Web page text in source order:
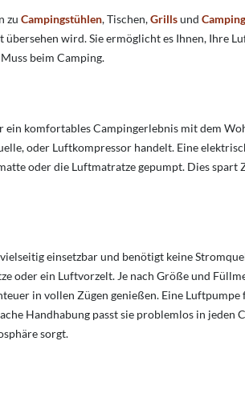
zu Campingstühlen, Tischen,Grillsund
wird. Sie ermöglicht es Ihnen, Ihre
beim Camping.
komfortables Campingerlebnis mit dem
oder Luftkompressor handelt. Eine
oder die Luftmatratze gepumpt. Dies spart
einsetzbar und benötigt keine
oder ein Luftvorzelt. Je nach Größe und
in vollen Zügen genießen. Eine
Handhabung passt sie problemlos in jeden
sorgt.